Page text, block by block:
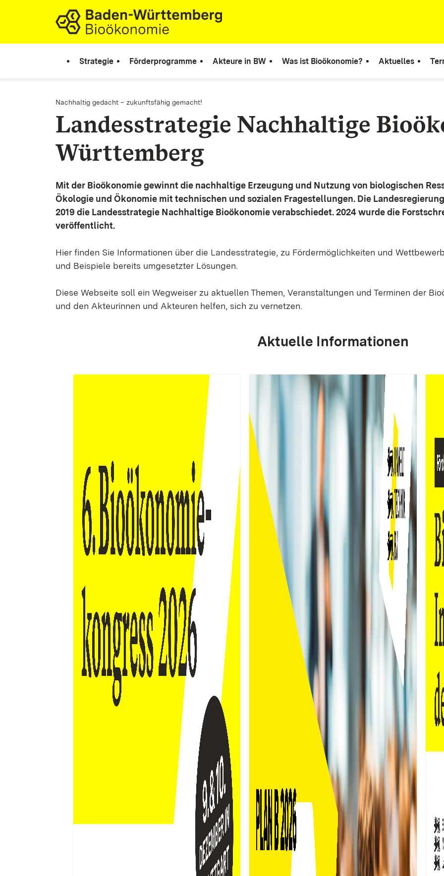
Zum Inhalt springen
Link zur Startseite
Strategie Förderprogramme Akteure in BW Was ist Bioökonomie? Aktuelles
Nachhaltig gedacht – zukunftsfähig gemacht!
Landesstrategie Nachhaltige
Württemberg
Mit der Bioökonomie gewinnt die nachhaltige Erzeugung und Nutzung von biologischen
Ökologie und Ökonomie mit technischen und sozialen Fragestellungen. Die
2019 die Landesstrategie Nachhaltige Bioökonomie verabschiedet. 2024 wurde die
veröffentlicht.
Hier finden Sie Informationen über die Landesstrategie, zu Fördermöglichkeiten und
und Beispiele bereits umgesetzter Lösungen.
Diese Webseite soll ein Wegweiser zu aktuellen Themen, Veranstaltungen und Terminen der
und den Akteurinnen und Akteuren helfen, sich zu vernetzen.
Aktuelle Informationen